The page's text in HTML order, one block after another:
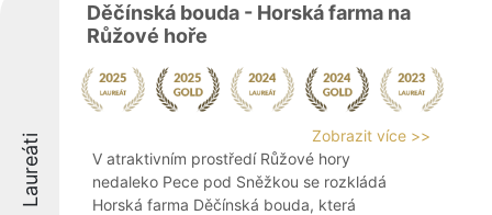
Laureáti
Děčínská bouda - Horská farma na
Růžové hoře
Zobrazit více >>
V atraktivním prostředí Růžové hory
nedaleko Pece pod Sněžkou se rozkládá
Horská farma Děčínská bouda, která